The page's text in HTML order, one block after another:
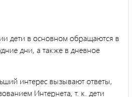
дети в основном обращаются в
дни, а также в дневное
интерес вызывают ответы,
Интернета, т. к. дети